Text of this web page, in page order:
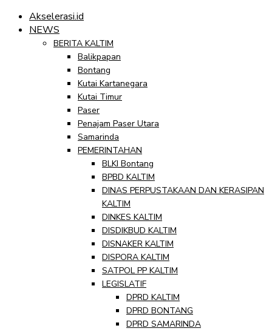
Akselerasi.id
NEWS
BERITA KALTIM
Balikpapan
Bontang
Kutai Kartanegara
Kutai Timur
Paser
Penajam Paser Utara
Samarinda
PEMERINTAHAN
BLKI Bontang
BPBD KALTIM
DINAS PERPUSTAKAAN DAN KERASIPAN
KALTIM
DINKES KALTIM
DISDIKBUD KALTIM
DISNAKER KALTIM
DISPORA KALTIM
SATPOL PP KALTIM
LEGISLATIF
DPRD KALTIM
DPRD BONTANG
DPRD SAMARINDA